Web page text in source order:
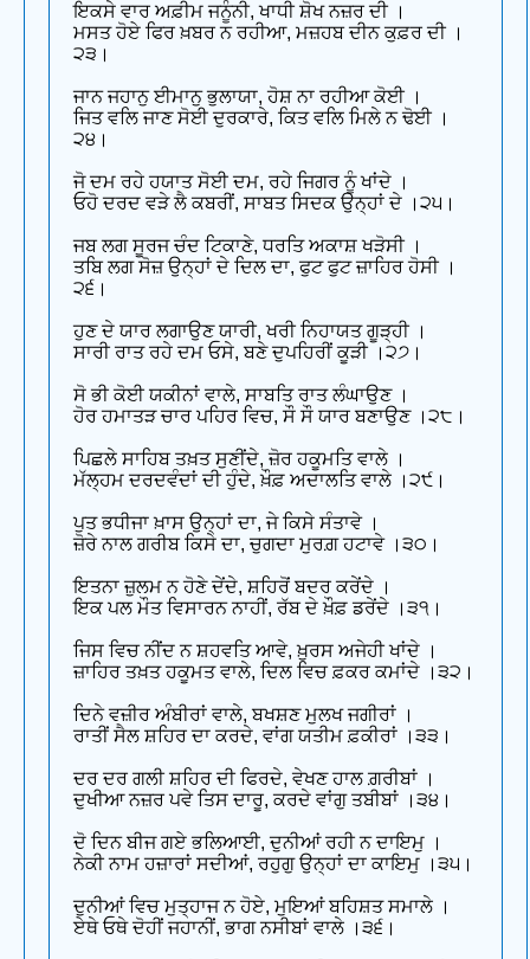
ਇਕਸੇ ਵਾਰ ਅਫ਼ੀਮ ਜਨੂੰਨੀ, ਖਾਧੀ ਸ਼ੋਖ ਨਜ਼ਰ ਦੀ ।
ਮਸਤ ਹੋਏ ਫਿਰ ਖ਼ਬਰ ਨ ਰਹੀਆ, ਮਜ਼ਹਬ ਦੀਨ ਕੁਫ਼ਰ ਦੀ ।
੨੩।
ਜਾਨ ਜਹਾਨੁ ਈਮਾਨੁ ਭੁਲਾਯਾ, ਹੋਸ਼ ਨਾ ਰਹੀਆ ਕੋਈ ।
ਜਿਤ ਵਲਿ ਜਾਣ ਸੋਈ ਦੁਰਕਾਰੇ, ਕਿਤ ਵਲਿ ਮਿਲੇ ਨ ਢੋਈ ।
੨੪।
ਜੋ ਦਮ ਰਹੇ ਹਯਾਤ ਸੋਈ ਦਮ, ਰਹੇ ਜਿਗਰ ਨੂੰ ਖਾਂਦੇ ।
ਓਹੋ ਦਰਦ ਵੜੇ ਲੈ ਕਬਰੀਂ, ਸਾਬਤ ਸਿਦਕ ਉਨ੍ਹਾਂ ਦੇ ।੨੫।
ਜਬ ਲਗ ਸੂਰਜ ਚੰਦ ਟਿਕਾਣੇ, ਧਰਤਿ ਅਕਾਸ਼ ਖੜੋਸੀ ।
ਤਬਿ ਲਗ ਸੋਜ਼ ਉਨ੍ਹਾਂ ਦੇ ਦਿਲ ਦਾ, ਫੁਟ ਫੁਟ ਜ਼ਾਹਿਰ ਹੋਸੀ ।
੨੬।
ਹੁਣ ਦੇ ਯਾਰ ਲਗਾਉਣ ਯਾਰੀ, ਖਰੀ ਨਿਹਾਯਤ ਗੂੜ੍ਹੀ ।
ਸਾਰੀ ਰਾਤ ਰਹੇ ਦਮ ਓਸੇ, ਬਣੇ ਦੁਪਹਿਰੀਂ ਕੂੜੀ ।੨੭।
ਸੋ ਭੀ ਕੋਈ ਯਕੀਨਾਂ ਵਾਲੇ, ਸਾਬਤਿ ਰਾਤ ਲੰਘਾਉਣ ।
ਹੋਰ ਹਮਾਤੜ ਚਾਰ ਪਹਿਰ ਵਿਚ, ਸੌ ਸੌ ਯਾਰ ਬਣਾਉਣ ।੨੮।
ਪਿਛਲੇ ਸਾਹਿਬ ਤਖ਼ਤ ਸੁਣੀਂਦੇ, ਜ਼ੋਰ ਹਕੂਮਤਿ ਵਾਲੇ ।
ਮੱਲ੍ਹਮ ਦਰਦਵੰਦਾਂ ਦੀ ਹੁੰਦੇ, ਖ਼ੌਫ਼ ਅਦਾਲਤਿ ਵਾਲੇ ।੨੯।
ਪੁਤ ਭਧੀਜਾ ਖ਼ਾਸ ਉਨ੍ਹਾਂ ਦਾ, ਜੇ ਕਿਸੇ ਸੰਤਾਵੇ ।
ਜ਼ੋਰੇ ਨਾਲ ਗਰੀਬ ਕਿਸੇ ਦਾ, ਚੁਗਦਾ ਮੁਰਗ਼ ਹਟਾਵੇ ।੩੦।
ਇਤਨਾ ਜ਼ੁਲਮ ਨ ਹੋਣੇ ਦੇਂਦੇ, ਸ਼ਹਿਰੋਂ ਬਦਰ ਕਰੇਂਦੇ ।
ਇਕ ਪਲ ਮੌਤ ਵਿਸਾਰਨ ਨਾਹੀਂ, ਰੱਬ ਦੇ ਖ਼ੌਫ਼ ਡਰੇਂਦੇ ।੩੧।
ਜਿਸ ਵਿਚ ਨੀਂਦ ਨ ਸ਼ਹਵਤਿ ਆਵੇ, ਖ਼ੁਰਸ ਅਜੇਹੀ ਖਾਂਦੇ ।
ਜ਼ਾਹਿਰ ਤਖ਼ਤ ਹਕੂਮਤ ਵਾਲੇ, ਦਿਲ ਵਿਚ ਫ਼ਕਰ ਕਮਾਂਦੇ ।੩੨।
ਦਿਨੇ ਵਜ਼ੀਰ ਅੰਬੀਰਾਂ ਵਾਲੇ, ਬਖਸ਼ਣ ਮੁਲਖ ਜਗੀਰਾਂ ।
ਰਾਤੀਂ ਸੈਲ ਸ਼ਹਿਰ ਦਾ ਕਰਦੇ, ਵਾਂਗ ਯਤੀਮ ਫ਼ਕੀਰਾਂ ।੩੩।
ਦਰ ਦਰ ਗਲੀ ਸ਼ਹਿਰ ਦੀ ਫਿਰਦੇ, ਵੇਖਣ ਹਾਲ ਗ਼ਰੀਬਾਂ ।
ਦੁਖੀਆ ਨਜ਼ਰ ਪਵੇ ਤਿਸ ਦਾਰੂ, ਕਰਦੇ ਵਾਂਗੁ ਤਬੀਬਾਂ ।੩੪।
ਦੋ ਦਿਨ ਬੀਜ ਗਏ ਭਲਿਆਈ, ਦੁਨੀਆਂ ਰਹੀ ਨ ਦਾਇਮੁ ।
ਨੇਕੀ ਨਾਮ ਹਜ਼ਾਰਾਂ ਸਦੀਆਂ, ਰਹੁਗੁ ਉਨ੍ਹਾਂ ਦਾ ਕਾਇਮੁ ।੩੫।
ਦੁਨੀਆਂ ਵਿਚ ਮੁਤ੍ਹਾਜ ਨ ਹੋਏ, ਮੁਇਆਂ ਬਹਿਸ਼ਤ ਸਮਾਲੇ ।
ਏਥੇ ਓਥੇ ਦੋਹੀਂ ਜਹਾਨੀਂ, ਭਾਗ ਨਸੀਬਾਂ ਵਾਲੇ ।੩੬।